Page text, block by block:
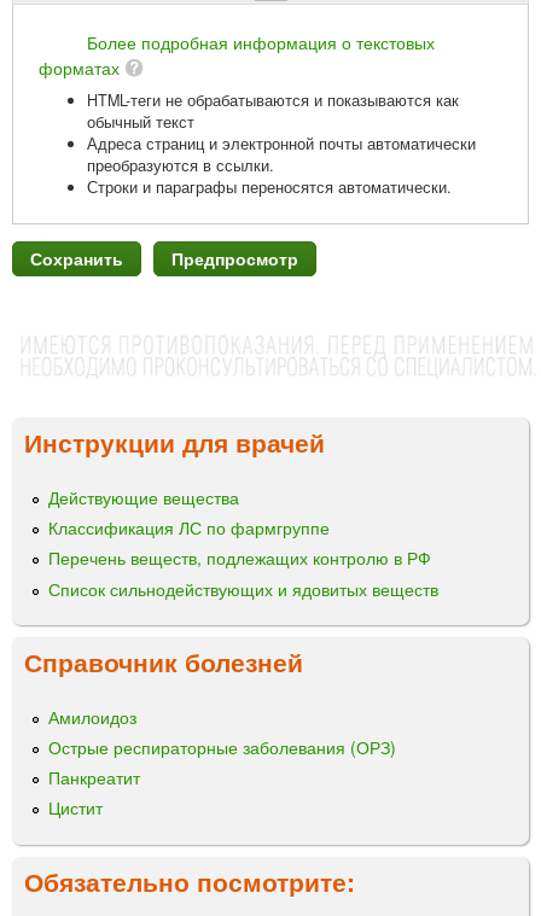
Более подробная информация о текстовых
форматах
HTML-теги не обрабатываются и показываются как
обычный текст
Адреса страниц и электронной почты автоматически
преобразуются в ссылки.
Строки и параграфы переносятся автоматически.
Инструкции для врачей
Действующие вещества
Классификация ЛС по фармгруппе
Перечень веществ, подлежащих контролю в РФ
Список сильнодействующих и ядовитых веществ
Справочник болезней
Амилоидоз
Острые респираторные заболевания (ОРЗ)
Панкреатит
Цистит
Обязательно посмотрите: